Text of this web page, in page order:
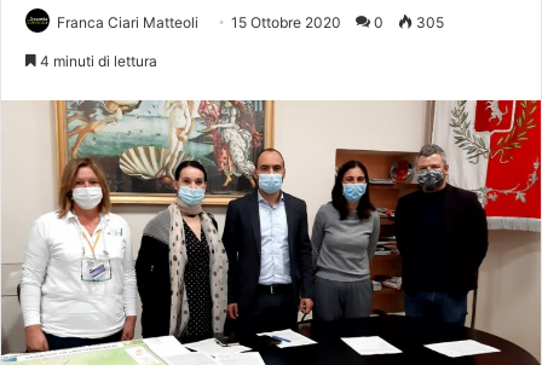
Franca Ciari Matteoli 15 Ottobre 2020 0 305
4 minuti di lettura